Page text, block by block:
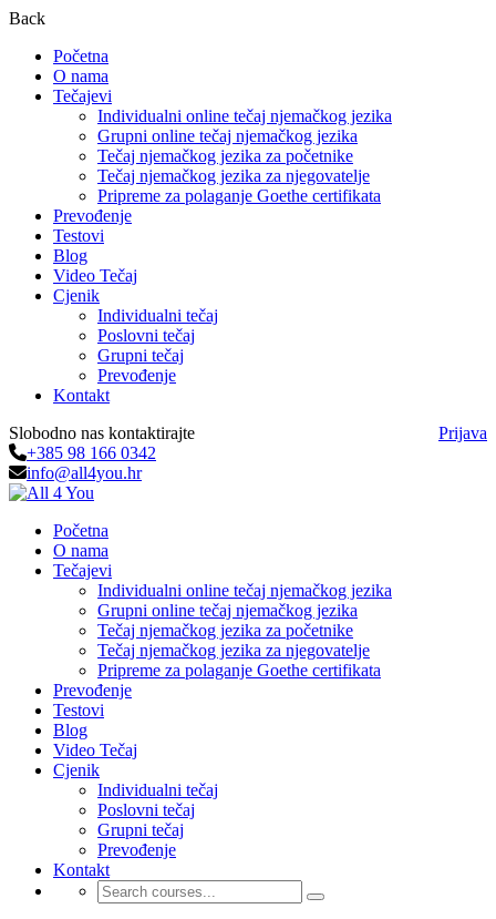
Back
Početna
O nama
Tečajevi
Individualni online tečaj njemačkog jezika
Grupni online tečaj njemačkog jezika
Tečaj njemačkog jezika za početnike
Tečaj njemačkog jezika za njegovatelje
Pripreme za polaganje Goethe certifikata
Prevođenje
Testovi
Blog
Video Tečaj
Cjenik
Individualni tečaj
Poslovni tečaj
Grupni tečaj
Prevođenje
Kontakt
Slobodno nas kontaktirajte
+385 98 166 0342
info@all4you.hr
Prijava
Početna
O nama
Tečajevi
Individualni online tečaj njemačkog jezika
Grupni online tečaj njemačkog jezika
Tečaj njemačkog jezika za početnike
Tečaj njemačkog jezika za njegovatelje
Pripreme za polaganje Goethe certifikata
Prevođenje
Testovi
Blog
Video Tečaj
Cjenik
Individualni tečaj
Poslovni tečaj
Grupni tečaj
Prevođenje
Kontakt